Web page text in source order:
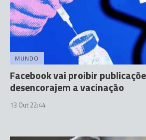
MUNDO
Facebook vai proibir
desencorajem a vacinação
13 Out 22:44